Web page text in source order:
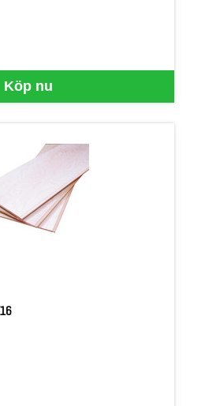
Köp nu